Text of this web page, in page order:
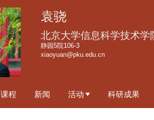
到
内
袁骁
北京大学信息科学技术学
静园5院106-3
xiaoyuan@pku.edu.cn
课程 新闻 活动 科研成果